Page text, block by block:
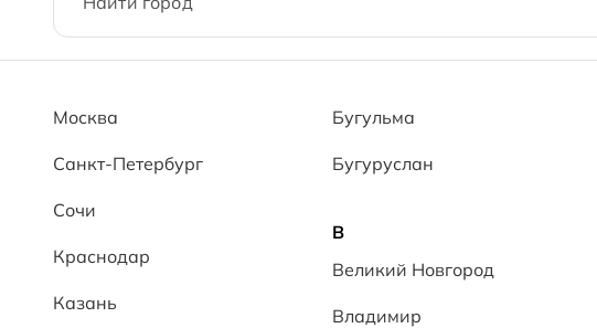
60x120
Москва
Санкт-Петербург
Сочи
Краснодар
Казань
Бугульма
Бугуруслан
В
Великий Новгород
Владимир